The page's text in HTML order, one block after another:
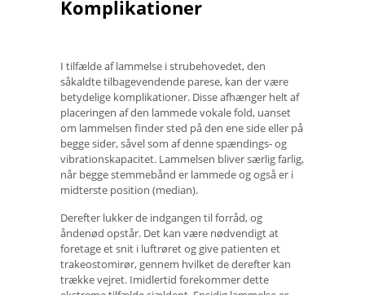
Komplikationer
I tilfælde af lammelse i strubehovedet, den
såkaldte tilbagevendende parese, kan der være
betydelige komplikationer. Disse afhænger helt af
placeringen af ​​den lammede vokale fold, uanset
om lammelsen finder sted på den ene side eller på
begge sider, såvel som af denne spændings- og
vibrationskapacitet. Lammelsen bliver særlig farlig,
når begge stemmebånd er lammede og også er i
midterste position (median).
Derefter lukker de indgangen til forråd, og
åndenød opstår. Det kan være nødvendigt at
foretage et snit i luftrøret og give patienten et
trakeostomirør, gennem hvilket de derefter kan
trække vejret. Imidlertid forekommer dette